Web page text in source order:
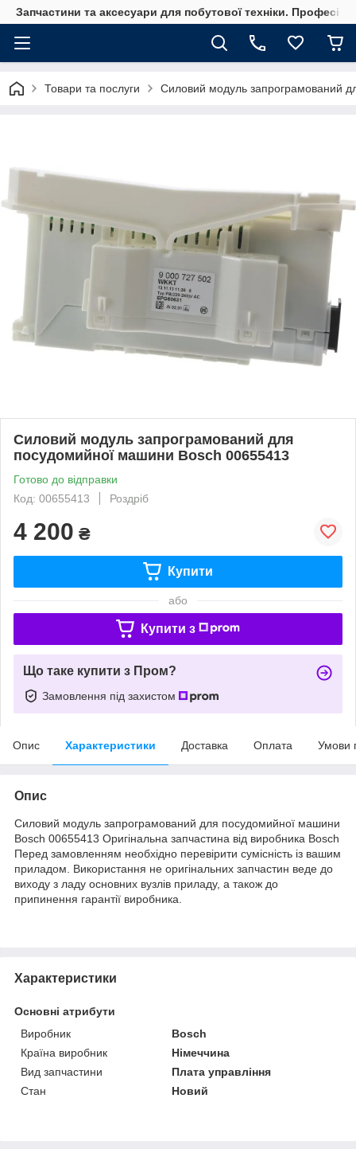
Запчастини та аксесуари для побутової техніки.
Товари та послуги Силовий модуль запрограмований
Силовий модуль запрограмований для
посудомийної машини Bosch 00655413
Готово до відправки
Код: 00655413
Роздріб
4 200 ₴
Купити
або
Купити з
Що таке купити з Пром?
Замовлення під захистом
Опис Характеристики Доставка Оплата Умови
Опис
Силовий модуль запрограмований для посудомийної машини
Bosch 00655413 Оригінальна запчастина від виробника Bosch
Перед замовленням необхідно перевірити сумісність із вашим
приладом. Використання не оригінальних запчастин веде до
виходу з ладу основних вузлів приладу, а також до
припинення гарантії виробника.
Характеристики
Основні атрибути
Виробник
Bosch
Країна виробник
Німеччина
Вид запчастини
Плата управління
Стан
Новий